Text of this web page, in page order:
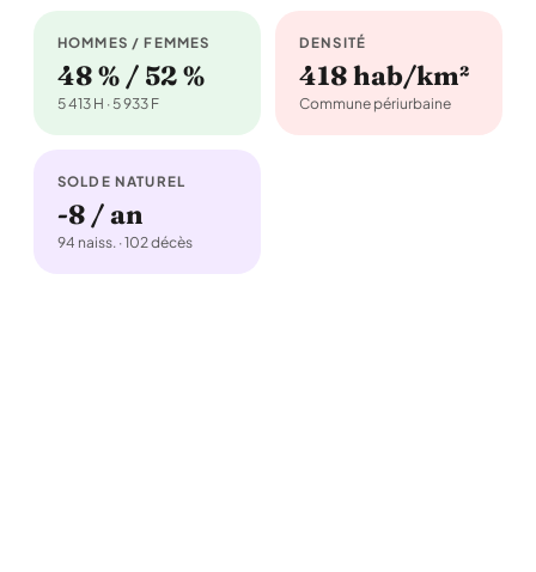
HOMMES / FEMMES
48 % / 52 %
5 413 H · 5 933 F
DENSITÉ
418 hab/km²
Commune périurbaine
SOLDE NATUREL
-8 / an
94 naiss. · 102 décès